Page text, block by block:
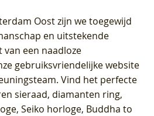
Oostzijn we toegewijd
en uitstekende
van een naadloze
gebruiksvriendelijke website
Vind het perfecte
sieraad, diamanten ring,
Seiko horloge, Buddha to